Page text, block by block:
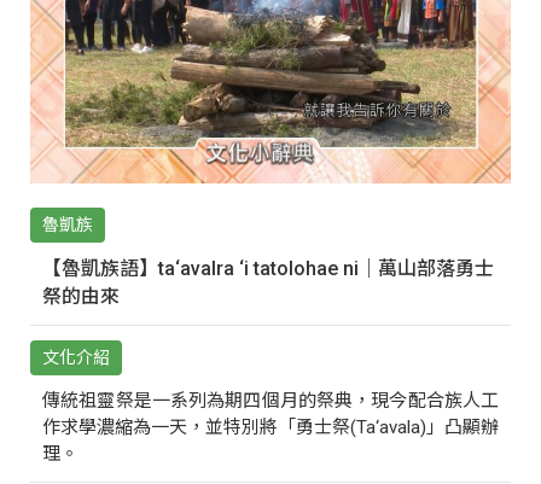
魯凱族
【魯凱族語】ta‘avalra ‘i tatolohae ni｜萬山部落勇士
祭的由來
文化介紹
傳統祖靈祭是一系列為期四個月的祭典，現今配合族人工
作求學濃縮為一天，並特別將「勇士祭(Ta‘avala)」凸顯辦
理。